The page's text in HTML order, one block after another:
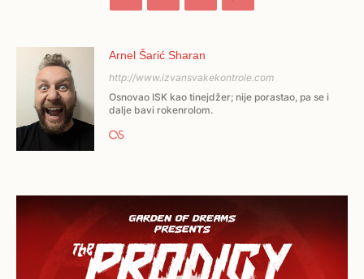
Arnel Šarić Sharan
http://www.izvansvakekontrole.com
Osnovao ISK kao tinejdžer; nije porastao, pa se i
dalje bavi rokenrolom.